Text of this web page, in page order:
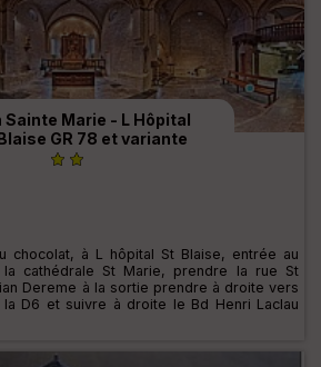
Sainte Marie - L Hôpital
GR 78 et variante
chocolat, à L hôpital St Blaise, entrée au
la cathédrale St Marie, prendre la rue St
Dereme à la sortie prendre à droite vers
D6 et suivre à droite le Bd Henri Laclau